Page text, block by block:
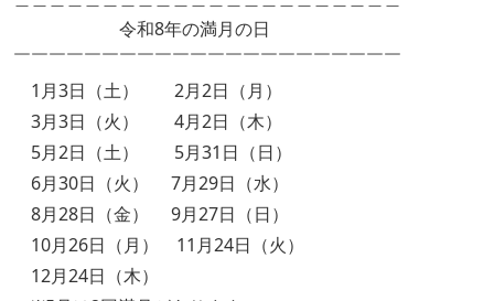
令和8年の満月の日
￣￣￣￣￣￣￣￣￣￣￣￣￣￣￣￣￣￣￣￣￣￣
1月3日（土） 2月2日（月）
3月3日（火） 4月2日（木）
5月2日（土） 5月31日（日）
6月30日（火） 7月29日（水）
8月28日（金） 9月27日（日）
10月26日（月） 11月24日（火）
12月24日（木）